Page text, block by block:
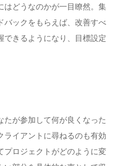
はどうなのかが一目瞭然。集
バックをもらえば、改善すべ
できるようになり、目標設定
たが参加して何が良くなった
ライアントに尋ねるのも有効
プロジェクトがどのように変